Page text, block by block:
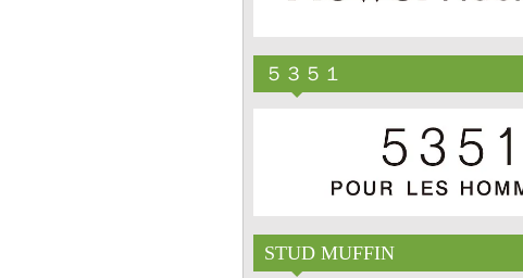
５３５１
STUD MUFFIN